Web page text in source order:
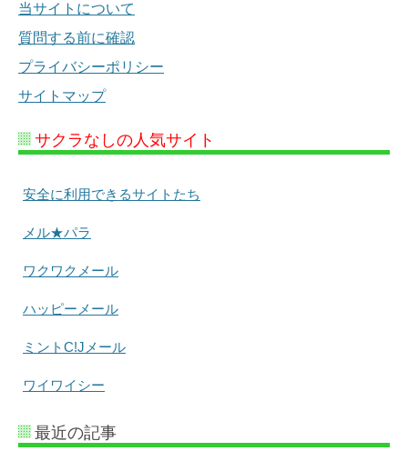
当サイトについて
質問する前に確認
プライバシーポリシー
サイトマップ
サクラなしの人気サイト
安全に利用できるサイトたち
メル★パラ
ワクワクメール
ハッピーメール
ミントC!Jメール
ワイワイシー
最近の記事